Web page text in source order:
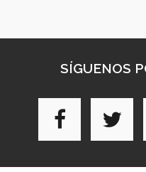
SÍGUENOS